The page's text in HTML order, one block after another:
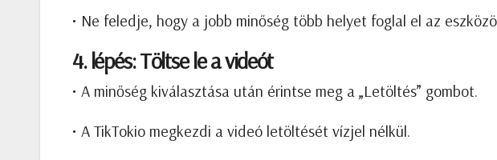
• Ne feledje, hogy a jobb minőség több helyet foglal el az
4. lépés: Töltse le a videót
• A minőség kiválasztása után érintse meg a „Letöltés” ​​gombot.
• A TikTokio megkezdi a videó letöltését vízjel nélkül.